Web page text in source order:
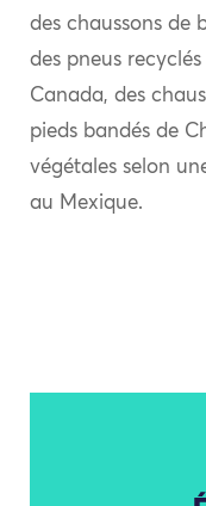
des chaussons de
des pneus
Canada, des
pieds bandés de
végétales selon
au Mexique.